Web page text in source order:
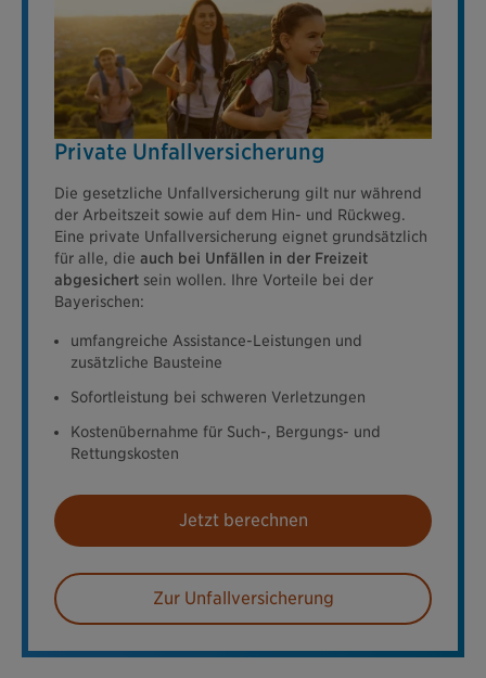
Private Unfallversicherung
Die gesetzliche Unfallversicherung gilt nur während
der Arbeitszeit sowie auf dem Hin- und Rückweg.
Eine private Unfallversicherung eignet grundsätzlich
für alle, die auch bei Unfällen in der Freizeit
abgesichert sein wollen. Ihre Vorteile bei der
Bayerischen:
umfangreiche Assistance-Leistungen und
zusätzliche Bausteine
Sofortleistung bei schweren Verletzungen
Kostenübernahme für Such-, Bergungs- und
Rettungskosten
Jetzt berechnen
Zur Unfallversicherung